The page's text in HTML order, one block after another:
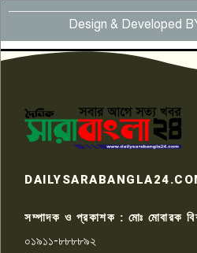
৬
৭
কেটে
Design & Developed
সম্পাদক ও প্রকাশক : মোঃ মোবারক
০১৯১১-৮৮৮৮৯২